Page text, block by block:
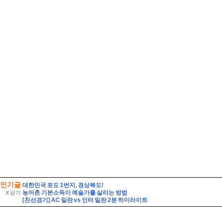
인기글
X 닫기
대한민국 포도 1번지, 경상북도!
농어촌 기본소득이 예술가를 살리는 방법
[친선경기] AC 밀란 vs 인터 밀란 2분 하이라이트